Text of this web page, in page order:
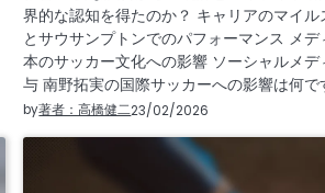
界的な認知を得たのか？ キャリアのマイ
とサウサンプトンでのパフォーマンス メ
本のサッカー文化への影響 ソーシャルメ
与 南野拓実の国際サッカーへの影響は何で
by著者：高橋健二23/02/2026